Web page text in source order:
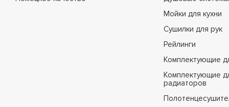
Мойки для кухни
Сушилки для рук
Рейлинги
Комплектующие
Комплектующие
радиаторов